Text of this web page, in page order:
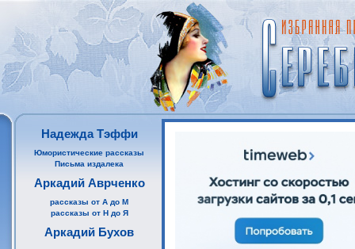
Надежда Тэффи
Юмористические рассказы
Письма издалека
Аркадий Аврченко
рассказы от А до М
рассказы от Н до Я
Аркадий Бухов